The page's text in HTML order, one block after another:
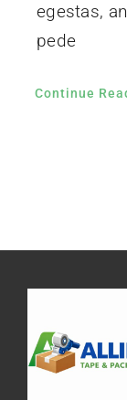
egestas,
pede
Continue